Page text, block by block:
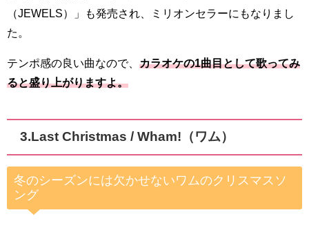
（JEWELS）」も発売され、ミリオンセラーにもなりまし
た。
テンポ感の良い曲なので、 カラオケの1曲目として歌ってみ
ると盛り上がりますよ。
3. Last Christmas / Wham!（ワム）
冬のシーズンには欠かせないワムのクリスマスソ
ング